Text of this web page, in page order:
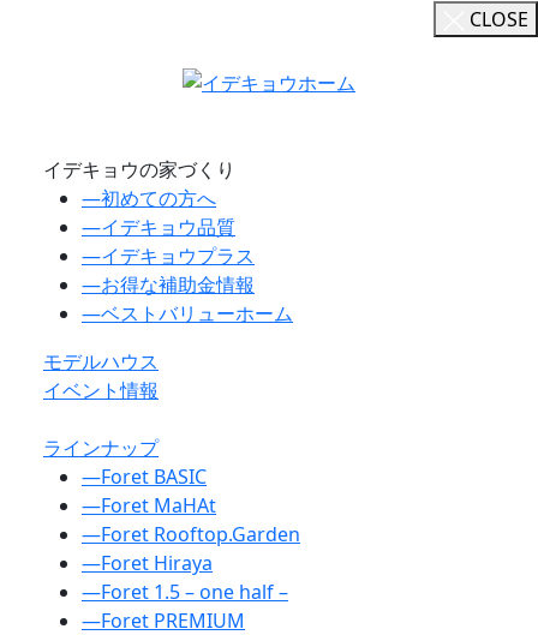
CLOSE
イデキョウの家づくり
―初めての方へ
―イデキョウ品質
―イデキョウプラス
―お得な補助金情報
―ベストバリューホーム
モデルハウス
イベント情報
ラインナップ
―Foret BASIC
―Foret MaHAt
―Foret Rooftop.Garden
―Foret Hiraya
―Foret 1.5 – one half –
―Foret PREMIUM